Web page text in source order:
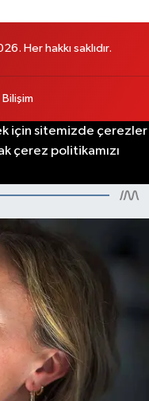
Her hakkı saklıdır.
Bilişim
için sitemizde çerezler
çerez politikamızı